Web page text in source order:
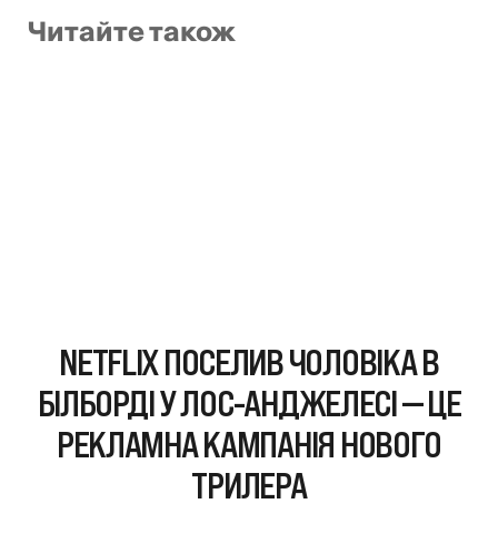
Читайте також
NETFLIX ПОСЕЛИВ ЧОЛОВІКА В
БІЛБОРДІ У ЛОС-АНДЖЕЛЕСІ — ЦЕ
РЕКЛАМНА КАМПАНІЯ НОВОГО
ТРИЛЕРА